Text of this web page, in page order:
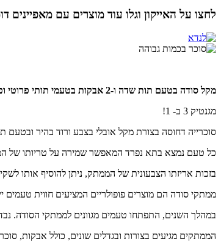
לחצו על האייקון וגלו עוד מוצרים עם מאפיינים
מקל סודה בטעם תות שדה ו-2 אבקות בטעמי תותי פרוטי ופטל
מגנטיק 3 ב- 1!
סוכרייה דחוסה בצורת מקל אובלי בצבע ורוד בהיר ובטעם תות שדה ו-2 אבקות בטעמי תותי פרוטי ופטל המגיעים בשקית צבעונית
כל טעם נמצא בתא נפרד המאפשר שמירה על טריותו של
בזכות אריזתו הצבעונית של הממתק, ניתן להוסיף אותו
ממתקי סודה הם מוצרים פופולריים המציעים חווית טעמים
במהלך השנים, התפתחו טעמים מגוונים לממתקי הסודה.
הממתקים מגיעים בצורות ובגדלים שונים, כולל אבקות,